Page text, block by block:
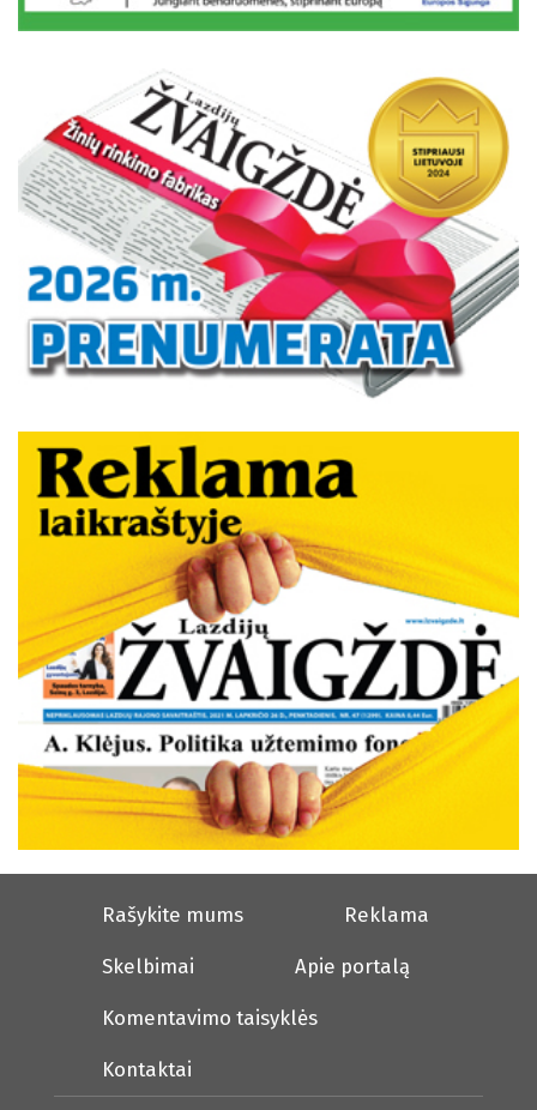
Rašykite mums Reklama
Skelbimai Apie portalą
Komentavimo taisyklės
Kontaktai